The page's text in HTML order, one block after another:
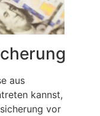
aus
kannst,
vor